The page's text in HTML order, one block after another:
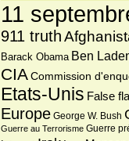
11
911 truth
Barack Obama Ben
CIA Commission
Etats-Unis False
Europe George W. Bush
Guerre au Terrorisme Guerre